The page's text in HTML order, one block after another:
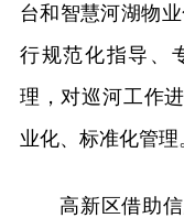
台和智慧河湖物
行规范化指导、
理，对巡河工作
业化、标准化管理
高新区借助